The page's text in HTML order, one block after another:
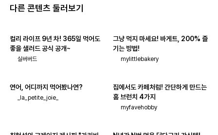
다른 콘텐츠 둘러보기
컬리 라이프 9년 차! 365일 먹어도
좋을 샐러드 공식 공개~
실버버드
그냥 먹지 마세요! 바게트, 200% 즐
기는 방법!
mylittlebakery
연어, 어디까지 먹어봤나연?
_la_petite_joie_
집에서도 카페처럼! 간단하게 만드는
홈 브런치 4가지
myfavehobby